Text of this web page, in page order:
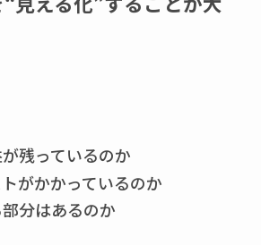
残っているのか
がかかっているのか
分はあるのか